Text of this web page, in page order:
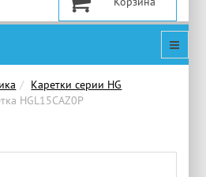
Каретки серии HG
HGL15CAZ0P